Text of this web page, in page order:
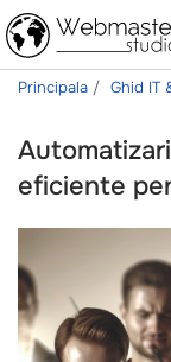
Principala Ghid IT
eficiente